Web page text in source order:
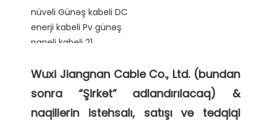
Wuxi Jiangnan Cable Co., Ltd. (bundan
sonra “Şirkət” adlandırılacaq) &
naqillərin istehsalı, satışı və tədqiqi